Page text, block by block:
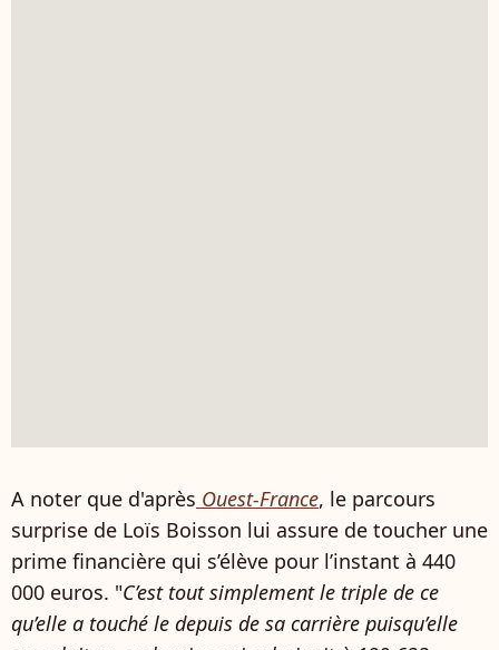
A noter que d'après Ouest-France, le parcours
surprise de Loïs Boisson lui assure de toucher une
prime financière qui s’élève pour l’instant à 440
000 euros. "C’est tout simplement le triple de ce
qu’elle a touché le depuis de sa carrière puisqu’elle